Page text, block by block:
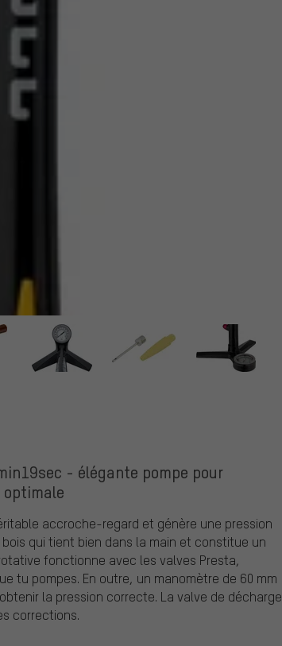
- élégante pompe pour
optimale
accroche-regard et génère une pression
qui tient bien dans la main et constitue un
fonctionne avec les valves Presta,
tu pompes. En outre, un manomètre de 60 mm
la pression correcte. La valve de décharge
corrections.